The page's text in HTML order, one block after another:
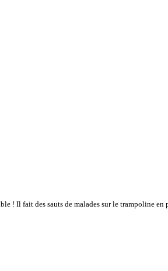
! Il fait des sauts de malades sur le trampoline en